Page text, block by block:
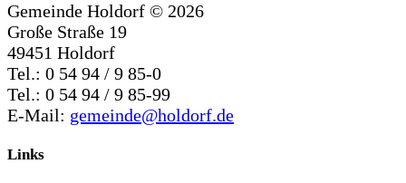
Gemeinde Holdorf © 2026
Große Straße 19
49451 Holdorf
Tel.: 0 54 94 / 9 85-0
Tel.: 0 54 94 / 9 85-99
E-Mail: gemeinde@holdorf.de
Links